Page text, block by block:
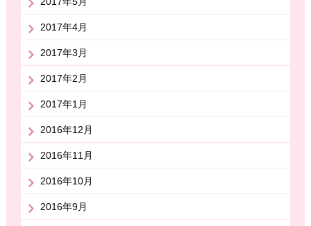
2017年4月
2017年3月
2017年2月
2017年1月
2016年12月
2016年11月
2016年10月
2016年9月